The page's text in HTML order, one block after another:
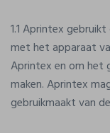
1.1 Aprintex
met het apparaat
Aprintex en om het
maken. Aprintex
gebruikmaakt van